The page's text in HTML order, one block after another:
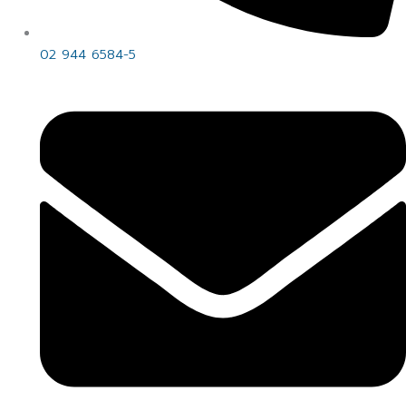
02 944 6584-5